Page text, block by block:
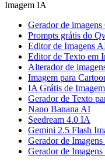
Imagem IA
Gerador de
Prompts grátis do
Editor de Imagens
Editor de Texto em
Alterador de
Imagem para
IA Grátis de
Gerador de Texto
Nano Banana AI
Seedream 4.0 IA
Gemini 2.5 Flash
Gerador de
Gerador de Imagens